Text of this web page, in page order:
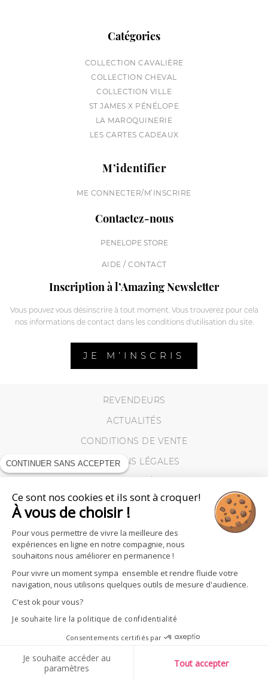
Catégories
COLLECTION CAVALIÈRE
COLLECTION CHEVAL
COLLECTION VILLE
ST JAMES X PÉNÉLOPE
LA MAROQUINERIE
LES CARTES CADEAUX
M’identifier
ME CONNECTER/M’INSCRIRE
Contactez-nous
PENELOPE STORE
AIDE / CONTACT
Inscription à l’Amazing Newsletter
Vous pouvez vous désinscrire à tout moment. Vous trouverez pour cela
nos informations de contact dans les conditions d'utilisation du site.
JE M’INSCRIS
REVENDEURS
ACTUALITÉS
CONDITIONS DE VENTE
MENTIONS LÉGALES
MES RETOURS
CONTINUER SANS ACCEPTER
Ce sont nos cookies et ils sont à croquer!
À vous de choisir !
Pour vous permettre de vivre la meilleure des
expériences en ligne en notre compagnie, nous
souhaitons nous améliorer en permanence !
Pour vivre un moment sympa ensemble et rendre fluide votre
navigation, nous utilisons quelques outils de mesure d'audience.
C'est ok pour vous?
Je souhaite lire la politique de confidentialité
Consentements certifiés par
Je souhaite accéder au
paramètres
Tout accepter